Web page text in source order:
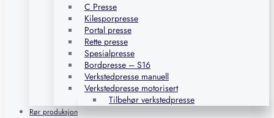
C Presse
Kilesporpresse
Portal presse
Rette presse
Spesialpresse
Bordpresse – S16
Verkstedpresse manuell
Verkstedpresse motorisert
Tilbehør verkstedpresse
Rør produksjon